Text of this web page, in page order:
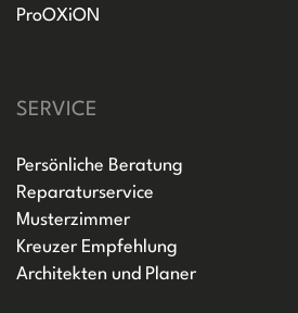
ProOXiON
SERVICE
Persönliche Beratung
Reparaturservice
Musterzimmer
Kreuzer Empfehlung
Architekten und Planer